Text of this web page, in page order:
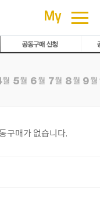
My ≡
구매가 없습니다.